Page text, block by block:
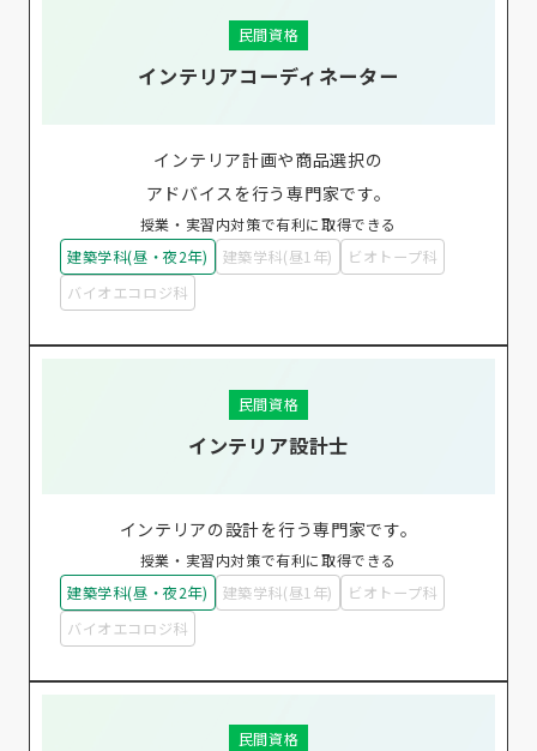
民間資格
インテリアコーディネーター
インテリア計画や商品選択の
アドバイスを行う専門家です。
授業・実習内対策で有利に取得できる
建築学科(昼・夜2年) 建築学科(昼1年)
ビオトープ科
バイオエコロジ科
民間資格
インテリア設計士
インテリアの設計を行う専門家です。
授業・実習内対策で有利に取得できる
建築学科(昼・夜2年) 建築学科(昼1年)
ビオトープ科
バイオエコロジ科
民間資格